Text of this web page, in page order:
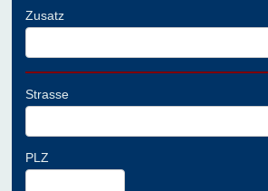
Zusatz
Strasse
PLZ